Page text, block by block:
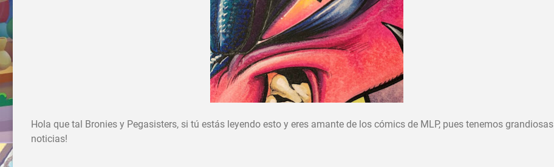
Hola que tal Bronies y Pegasisters, si tú estás leyendo esto y eres amante de los cómics de MLP, pues tenemos grandiosas
noticias!